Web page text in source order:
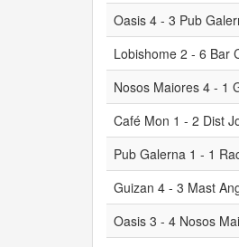
Oasis 4 - 3 Pub
Lobishome 2 - 6 Bar
Nosos Maiores 4 - 1
Café Mon 1 - 2 Dist
Pub Galerna 1 - 1
Guizan 4 - 3 Mast
Oasis 3 - 4 Nosos